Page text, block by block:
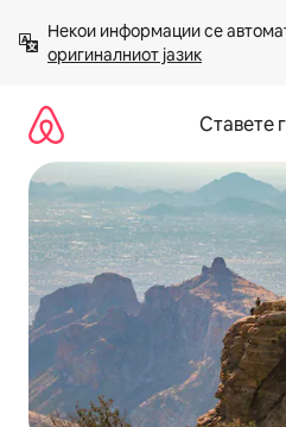
содржина
Некои информации се
оригиналниот јазик
Ставете